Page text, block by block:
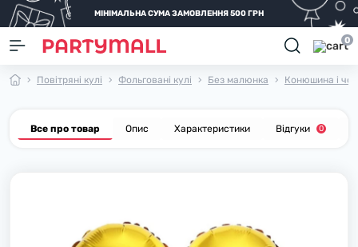
МІНІМАЛЬНА СУМА ЗАМОВЛЕННЯ 500 ГРН
0
Повітряні кулі Фольговані кулі Без малюнка Конюшина і
Все про товар Опис Характеристики Відгуки 0